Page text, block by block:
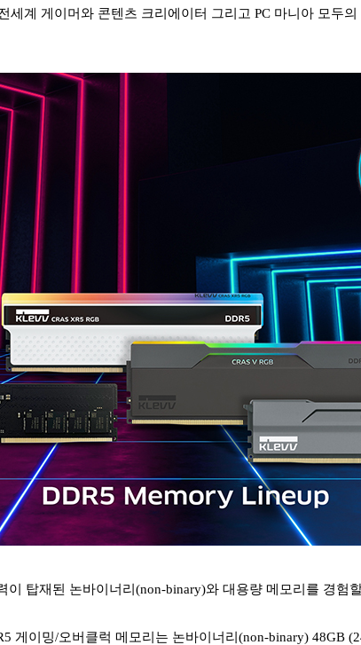
계 게이머와 콘텐츠 크리에이터 그리고 PC 마니아 모두
탑재된 논바이너리(non-binary)와 대용량 메모리를 경험
게이밍/오버클럭 메모리는 논바이너리(non-binary) 48GB